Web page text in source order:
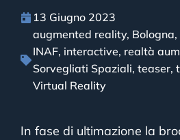
13 Giugno 2023
augmented reality, Bologna,
INAF, interactive, realtà
Sorvegliati Spaziali, teaser,
Virtual Reality
In fase di ultimazione la